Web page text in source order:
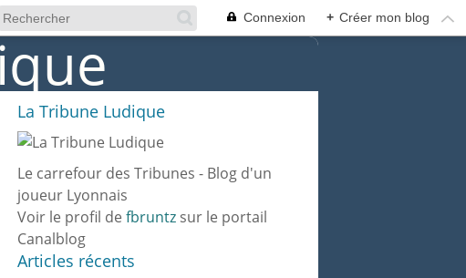
Connexion + Créer mon blog
La Tribune Ludique
Le carrefour des Tribunes - Blog d'un
joueur Lyonnais
Voir le profil de fbruntz sur le portail
Canalblog
Articles récents